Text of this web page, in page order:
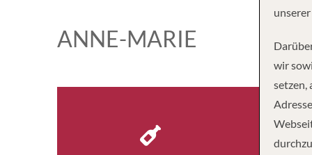
ANNE-MARIE
wir
setzen,